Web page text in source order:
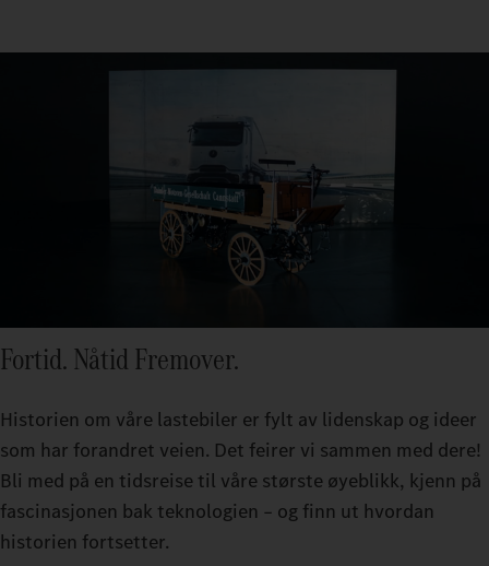
Fortid. Nåtid Fremover.
Historien om våre lastebiler er fylt av lidenskap og ideer
som har forandret veien. Det feirer vi sammen med dere!
Bli med på en tidsreise til våre største øyeblikk, kjenn på
fascinasjonen bak teknologien – og finn ut hvordan
historien fortsetter.